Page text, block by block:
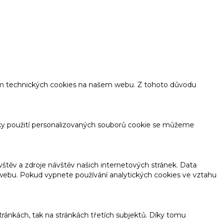
technických cookies na našem webu. Z tohoto důvodu
použití personalizovaných souborů cookie se můžeme
a zdroje návštěv našich internetových stránek. Data
Pokud vypnete používání analytických cookies ve vztahu
tak na stránkách třetích subjektů. Díky tomu